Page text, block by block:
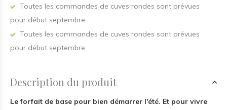
Toutes les commandes de cuves rondes sont prévues
pour début septembre.
Toutes les commandes de cuves rondes sont prévues
pour début septembre.
Description du produit
Le forfait de base pour bien démarrer l'été. Et pour vivre